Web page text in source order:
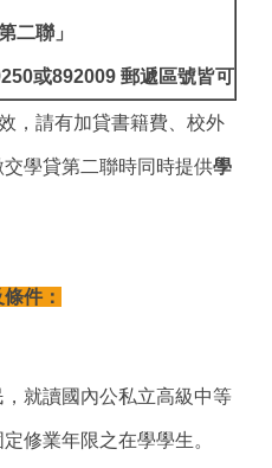
二聯」
或892009 郵遞區號皆可
，請有加貸書籍費、校外
學貸第二聯時同時提供學
件：
就讀國內公私立高級中等
修業年限之在學學生。